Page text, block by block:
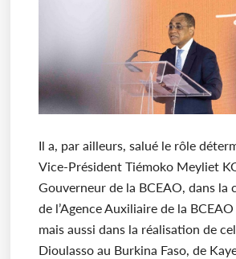
Il a, par ailleurs, salué le rôle
Vice-Président Tiémoko Meyliet
Gouverneur de la BCEAO, dans la
de l’Agence Auxiliaire de la
mais aussi dans la réalisation de
Dioulasso au Burkina Faso, de